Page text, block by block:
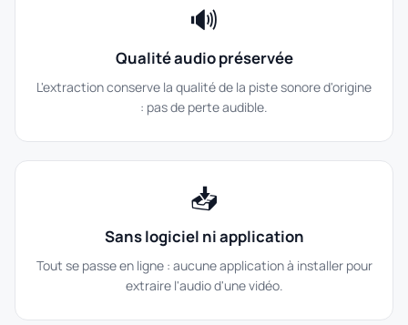
🔊
Qualité audio préservée
L'extraction conserve la qualité de la piste sonore d'origine
: pas de perte audible.
📥
Sans logiciel ni application
Tout se passe en ligne : aucune application à installer pour
extraire l'audio d'une vidéo.